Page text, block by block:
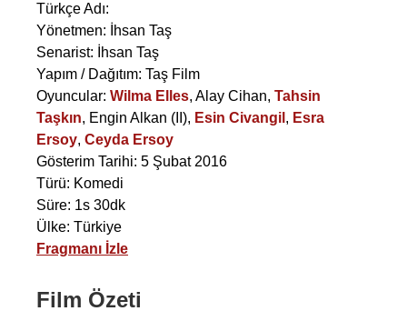
Türkçe Adı:
Yönetmen:
İhsan Taş
Senarist:
İhsan Taş
Yapım / Dağıtım: Taş Film
Oyuncular: Wilma Elles, Alay Cihan, Tahsin
Taşkın, Engin Alkan (II), Esin Civangil , Esra
Ersoy, Ceyda Ersoy
Gösterim Tarihi: 5 Şubat 2016
Türü: Komedi
Süre: 1s 30dk
Ülke: Türkiye
Fragmanı İzle
Film Özeti